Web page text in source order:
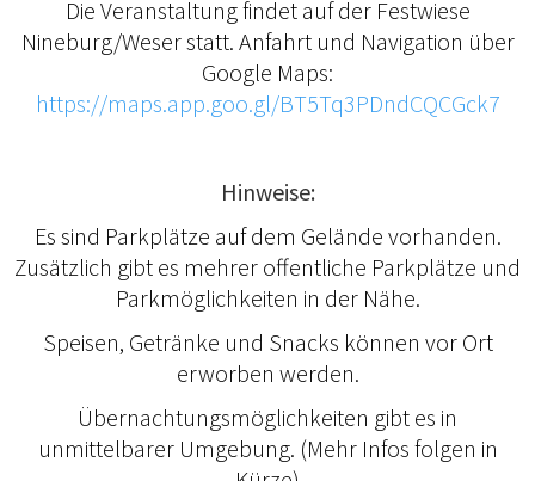
Die Veranstaltung findet auf der Festwiese
Nineburg/Weser statt. Anfahrt und Navigation über
Google Maps:
https://maps.app.goo.gl/BT5Tq3PDndCQCGck7
Hinweise:
Es sind Parkplätze auf dem Gelände vorhanden.
Zusätzlich gibt es mehrer offentliche Parkplätze und
Parkmöglichkeiten in der Nähe.
Speisen, Getränke und Snacks können vor Ort
erworben werden.
Übernachtungsmöglichkeiten gibt es in
unmittelbarer Umgebung. (Mehr Infos folgen in